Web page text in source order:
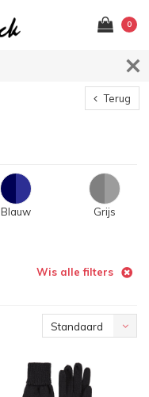
0
Terug
Blauw Grijs
Wis alle filters
Standaard